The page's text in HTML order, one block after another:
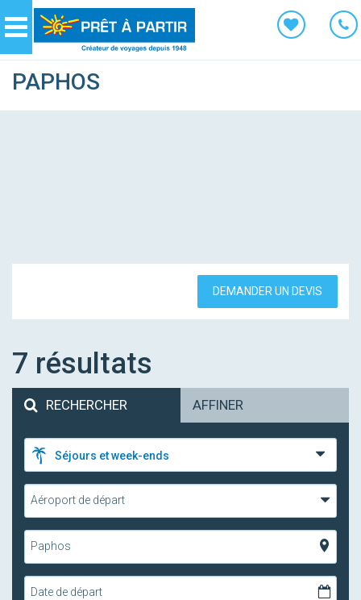
Navigation
PAPHOS
DEMANDER UN DEVIS
7 résultats
RECHERCHER AFFINER
Séjours et week-ends
Aéroport de départ
Paphos
Date de départ
Panneau de gestion des cookies